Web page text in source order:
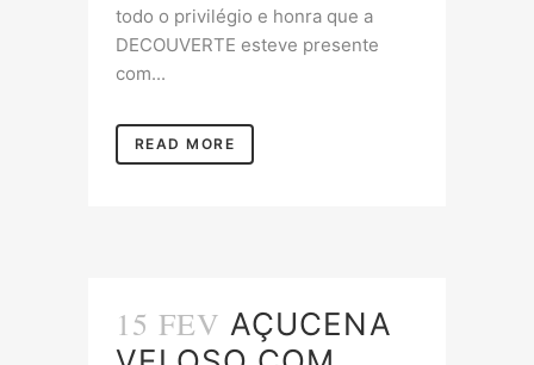
todo o privilégio e honra que a
DECOUVERTE esteve presente
com...
READ MORE
15 FEV AÇUCENA